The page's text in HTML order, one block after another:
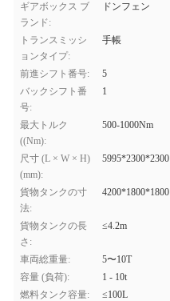
ギアボックス ブ
ランド:
ドンフェン
トランスミッシ
ョンタイプ:
手帳
前進シフト番号:
5
バックシフト番
号:
1
最大トルク
((Nm):
500-1000Nm
尺寸 (L × W × H)
(mm):
5995*2300*2300
貨物タンクの寸
法:
4200*1800*1800
貨物タンクの長
さ:
≤4.2m
車両総重量:
5〜10T
容量 (負荷):
1 - 10t
燃料タンク容量:
≤100L